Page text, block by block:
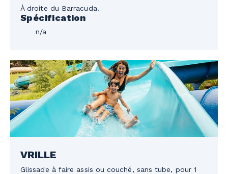
À droite du Barracuda.
Spécification
n/a
VRILLE
Glissade à faire assis ou couché, sans tube, pour 1